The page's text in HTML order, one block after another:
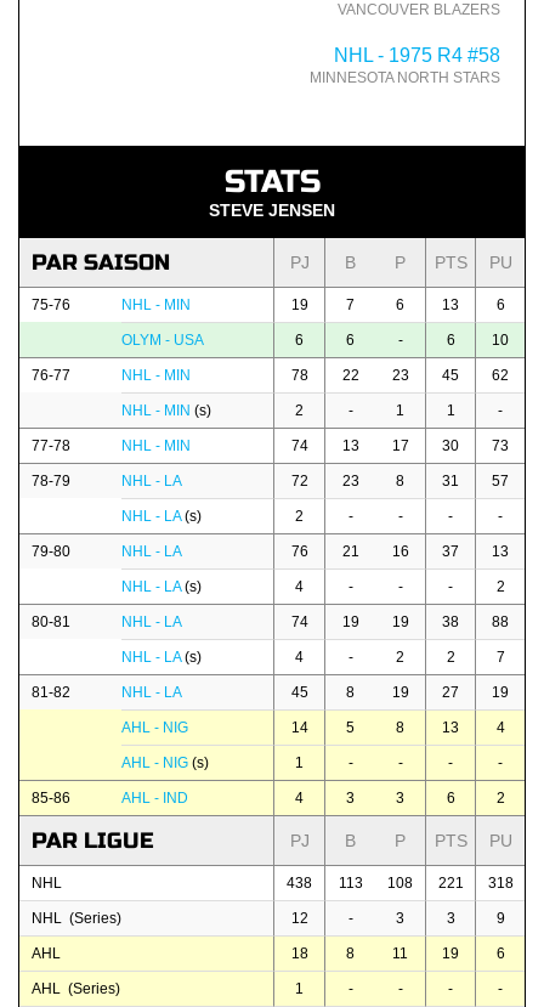
VANCOUVER BLAZERS
NHL - 1975 R4 #58
MINNESOTA NORTH STARS
STATS
STEVE JENSEN
PAR SAISON PJ B P PTS PU
75-76 NHL - MIN 19 7 6 13 6
OLYM - USA 6 6 - 6 10
76-77 NHL - MIN 78 22 23 45 62
NHL - MIN (s) 2 - 1 1 -
77-78 NHL - MIN 74 13 17 30 73
78-79 NHL - LA 72 23 8 31 57
NHL - LA(s) 2 - - - -
79-80 NHL - LA 76 21 16 37 13
NHL - LA(s) 4 - - - 2
80-81 NHL - LA 74 19 19 38 88
NHL - LA(s) 4 - 2 2 7
81-82 NHL - LA 45 8 19 27 19
AHL - NIG 14 5 8 13 4
AHL - NIG (s) 1 - - - -
85-86 AHL - IND 4 3 3 6 2
PAR LIGUE PJ B P PTS PU
NHL 438 113 108 221 318
NHL (Series) 12 - 3 3 9
AHL 18 8 11 19 6
AHL (Series) 1 - - - -